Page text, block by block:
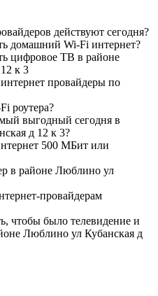
действуют сегодня?
домашний Wi-Fi интернет?
цифровое ТВ в районе
к 3
провайдеры по
роутера?
выгодный сегодня в
д 12 к 3?
500 МБит или
в районе Люблино ул
провайдерам
чтобы было телевидение и
Люблино ул Кубанская д